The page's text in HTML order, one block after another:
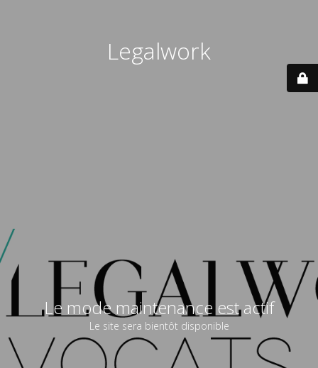
Legalwork
Le mode maintenance est actif
Le site sera bientôt disponible